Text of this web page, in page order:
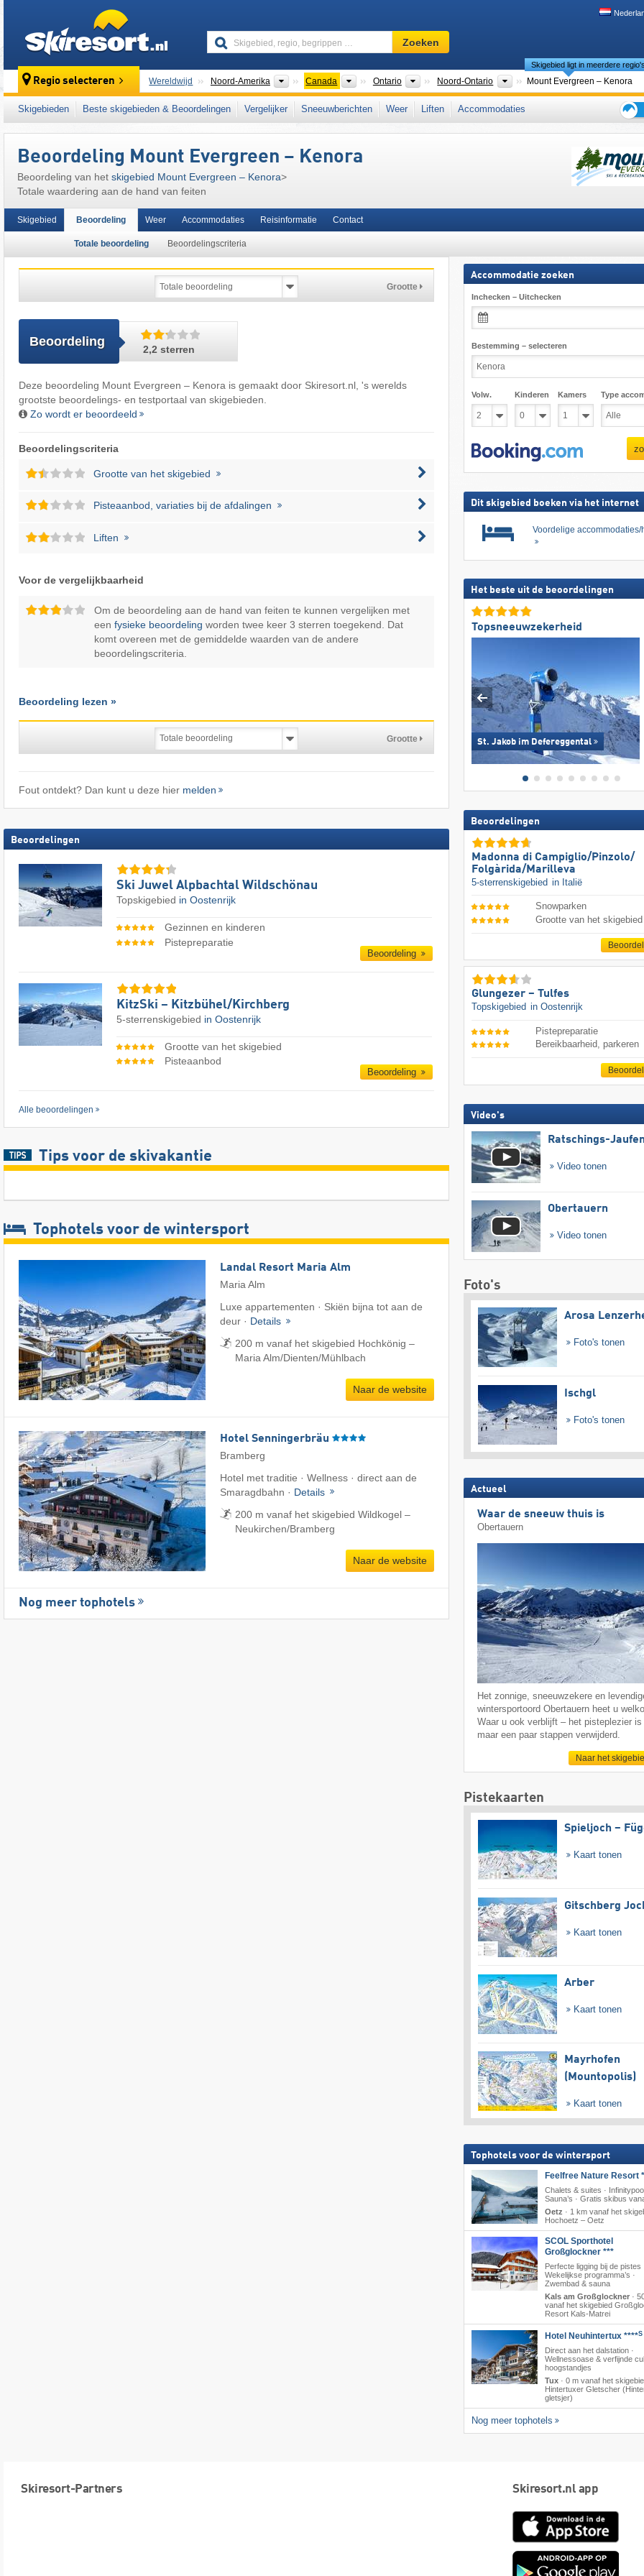
Skigebied,
regio,
…
Zoeken
Regio selecteren Wereldwijd Noord-Amerika Continenten
Canada LandenOntario Provincies
Noord-Ontario Regio's
Skigebied ligt in meerdere
Mount Evergreen – Kenora
Dit skigebied ligt ook in: Centraal-Canada Oost-Canada
Skigebieden Beste skigebieden & Beoordelingen Vergelijker Sneeuwberichten Weer Liften
Accommodaties
de
Beoordeling Mount Evergreen – Kenora
Beoordeling van het skigebied Mount Evergreen – Kenora>
Totale waardering aan de hand van feiten
Skigebied Beoordeling
Totale beoordeling Beoordelingscriteria
Weer Accommodaties Reisinformatie Contact
Grootte
Beoordeling
2,2 sterren
Deze beoordeling Mount Evergreen – Kenora is gemaakt door Skiresort.nl, 's werelds
grootste beoordelings- en testportaal van skigebieden.
Zo wordt er beoordeeld
Beoordelingscriteria
Grootte van het skigebied
Pisteaanbod, variaties bij de afdalingen
Liften
Voor de vergelijkbaarheid
Om de beoordeling aan de hand van feiten te kunnen vergelijken met
een fysieke beoordeling worden twee keer 3 sterren toegekend. Dat
komt overeen met de gemiddelde waarden van de andere
beoordelingscriteria.
Beoordeling lezen »
Grootte
Fout ontdekt? Dan kunt u deze hier melden
Beoordelingen
Ski Juwel Alpbachtal Wildschönau
Topskigebied in Oostenrijk
Gezinnen en kinderen
Pistepreparatie
Beoordeling
KitzSki – Kitzbühel/​Kirchberg
5-sterrenskigebied in Oostenrijk
Grootte van het skigebied
Pisteaanbod
Beoordeling
Alle beoordelingen
Tips voor de skivakantie
Tophotels voor de wintersport
Landal Resort Maria Alm
Maria Alm
Luxe appartementen · Skiën bijna tot aan de
deur · Details
200 m vanaf het skigebied Hochkönig –
Maria Alm/​Dienten/​Mühlbach
Naar de website
Hotel Senningerbräu
Bramberg
Hotel met traditie · Wellness · direct aan de
Smaragdbahn · Details
200 m vanaf het skigebied Wildkogel –
Neukirchen/​Bramberg
Naar de website
Nog meer tophotels
Accommodatie zoeken
Inchecken – Uitchecken
Bestemming – selecteren
Volw. Kinderen Kamers Type
Dit skigebied boeken via het internet
Voordelige accommodaties/
Het beste uit de beoordelingen
Topsneeuwzekerheid
St. Jakob im Defereggental
Beoordelingen
Madonna di Campiglio/​Pinzolo/​
Folgàrida/​Marilleva
5-sterrenskigebied in Italië
Snowparken
Grootte van het skigebied
Glungezer – Tulfes
Topskigebied in Oostenrijk
Pistepreparatie
Bereikbaarheid, parkeren
Video's
Ratschings-
Video tonen
Obertauern
Video tonen
Foto's
Arosa
Foto's tonen
Ischgl
Foto's tonen
Actueel
Waar de sneeuw thuis is
Obertauern
Het zonnige, sneeuwzekere en
wintersportoord Obertauern heet u
Waar u ook verblijft – het pisteplezier
maar een paar stappen verwijderd.
Naar het
Pistekaarten
Spieljoch –
Kaart tonen
Gitschberg
Kaart tonen
Arber
Kaart tonen
Mayrhofen
(Mountopolis)
Kaart tonen
Tophotels voor de wintersport
Feelfree Nature Resort
Chalets & suites ·
Sauna’s · Gratis skibus
Oetz · 1 km vanaf het
Hochoetz – Oetz
SCOL Sporthotel
Großglockner ***
Perfecte ligging bij de pistes
Wekelijkse programma’s ·
Zwembad & sauna
Kals am Großglockner·
vanaf het skigebied
Resort Kals-Matrei
Hotel Neuhintertux ****S
Direct aan het dalstation ·
Wellnessoase & verfijnde
hoogstandjes
Tux· 0 m vanaf het
Hintertuxer Gletscher
gletsjer)
Nog meer tophotels
Skiresort-Partners Skiresort.nl app
App